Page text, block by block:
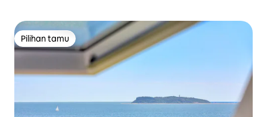
Pilihan tamu
Pilihan tamu